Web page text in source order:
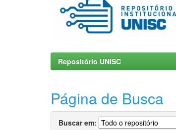
Repositório UNISC
Página de Busca
Buscar em: